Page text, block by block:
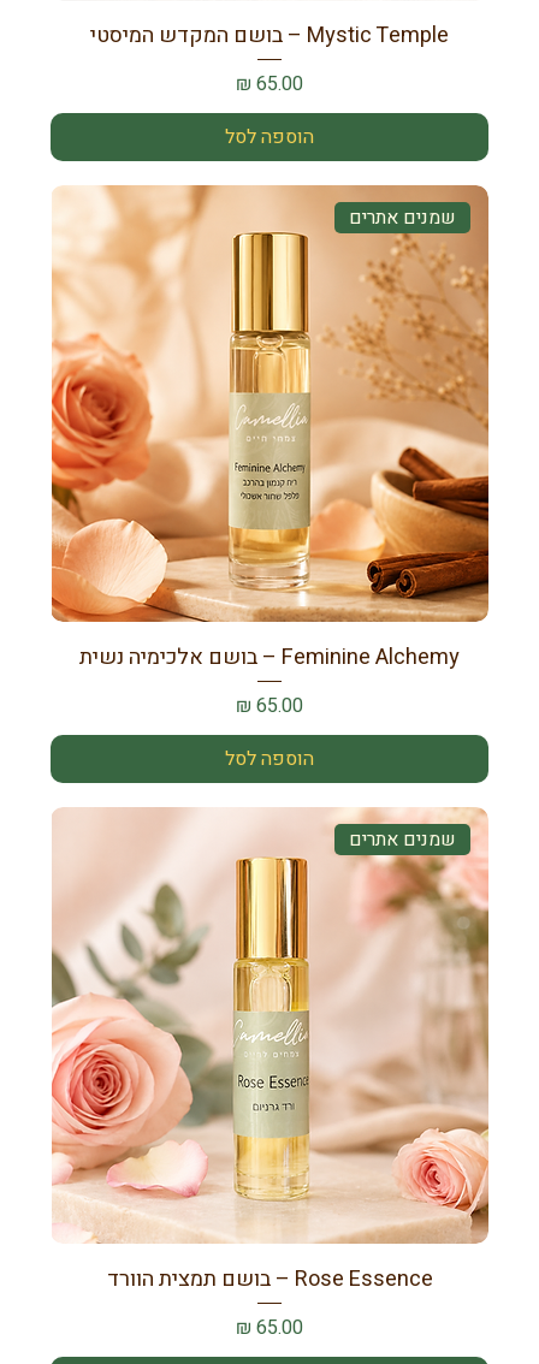
Mystic Temple – בושם המקדש המיסטי
מחיר
הוספה לסל
שמנים אתרים
Feminine Alchemy – בושם אלכימיה נשית
מחיר
הוספה לסל
שמנים אתרים
Rose Essence – בושם תמצית הוורד
מחיר